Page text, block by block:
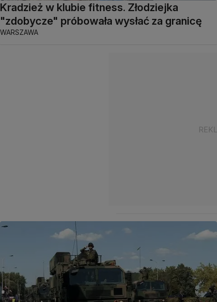
Kradzież w klubie fitness. Złodziejka
"zdobycze" próbowała wysłać za granicę
WARSZAWA